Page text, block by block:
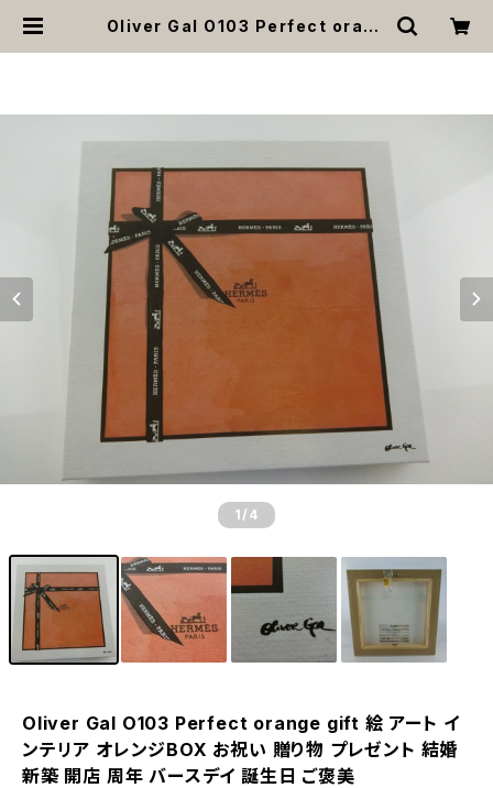
Oliver Gal O103 Perfect orang
1 /4
Oliver Gal O103 Perfect orange gift 絵 アート イ
ンテリア オレンジBOX お祝い 贈り物 プレゼント 結婚
新築 開店 周年 バースデイ 誕生日 ご褒美